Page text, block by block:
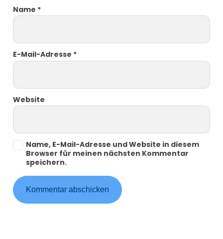
Name *
E-Mail-Adresse *
Website
Name, E-Mail-Adresse und Website in diesem
Browser für meinen nächsten Kommentar
speichern.